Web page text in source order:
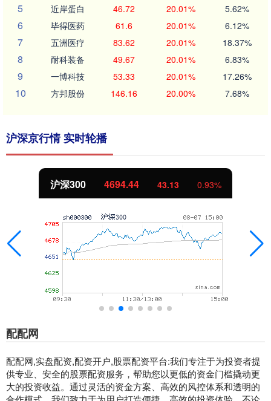
5 近岸蛋白 46.72 20.01% 5.62%
6 毕得医药 61.6 20.01% 6.12%
7 五洲医疗 83.62 20.01% 18.37%
8 耐科装备 49.67 20.01% 6.83%
9 一博科技 53.33 20.01% 17.26%
10 方邦股份 146.16 20.00% 7.68%
沪深京行情 实时轮播
沪深300 4694.44 43.13 0.93%
配配网
配配网,实盘配资,配资开户,股票配资平台:我们专注于为投资者提
供专业、安全的股票配资服务，帮助您以更低的资金门槛撬动更
大的投资收益。通过灵活的资金方案、高效的风控体系和透明的